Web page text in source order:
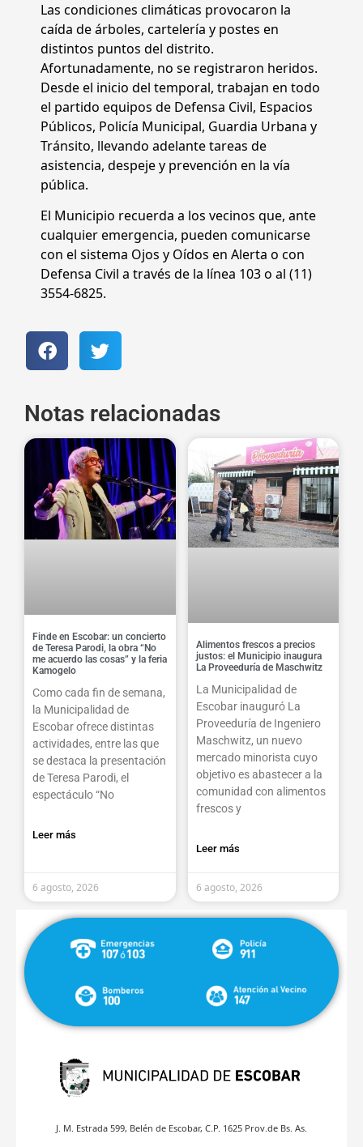
Las condiciones climáticas provocaron la
caída de árboles, cartelería y postes en
distintos puntos del distrito.
Afortunadamente, no se registraron heridos.
Desde el inicio del temporal, trabajan en todo
el partido equipos de Defensa Civil, Espacios
Públicos, Policía Municipal, Guardia Urbana y
Tránsito, llevando adelante tareas de
asistencia, despeje y prevención en la vía
pública.
El Municipio recuerda a los vecinos que, ante
cualquier emergencia, pueden comunicarse
con el sistema Ojos y Oídos en Alerta o con
Defensa Civil a través de la línea 103 o al (11)
3554-6825.
Notas relacionadas
Finde en Escobar: un concierto
de Teresa Parodi, la obra “No
me acuerdo las cosas” y la feria
Kamogelo
Como cada fin de semana,
la Municipalidad de
Escobar ofrece distintas
actividades, entre las que
se destaca la presentación
de Teresa Parodi, el
espectáculo “No
Leer más
6 agosto, 2026
Alimentos frescos a precios
justos: el Municipio inaugura
La Proveeduría de Maschwitz
La Municipalidad de
Escobar inauguró La
Proveeduría de Ingeniero
Maschwitz, un nuevo
mercado minorista cuyo
objetivo es abastecer a la
comunidad con alimentos
frescos y
Leer más
6 agosto, 2026
J. M. Estrada 599, Belén de Escobar, C.P. 1625 Prov.de Bs. As.